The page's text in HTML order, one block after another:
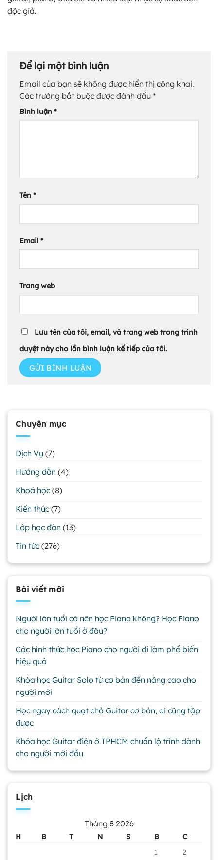
độc giả.
Để lại một bình luận
Email của bạn sẽ không được hiển thị công khai.
Các trường bắt buộc được đánh dấu *
Bình luận *
Tên *
Email *
Trang web
Lưu tên của tôi, email, và trang web trong trình
duyệt này cho lần bình luận kế tiếp của tôi.
Chuyên mục
Dịch Vụ (7)
Hướng dẫn (4)
Khoá học (8)
Kiến thức (7)
Lớp học đàn (13)
Tin tức (276)
Bài viết mới
Người lớn tuổi có nên học Piano không? Học Piano
cho người lớn tuổi ở đâu?
Các hình thức học Piano cho người đi làm phổ biến
hiệu quả
Khóa học Guitar Solo từ cơ bản đến nâng cao cho
người mới
Học ngay cách quạt chả Guitar cơ bản, ai cũng tập
được
Khóa học Guitar điện ở TPHCM chuẩn lộ trình dành
cho người mới đầu
Lịch
Tháng 8 2026
H B T N S B
C
1
2